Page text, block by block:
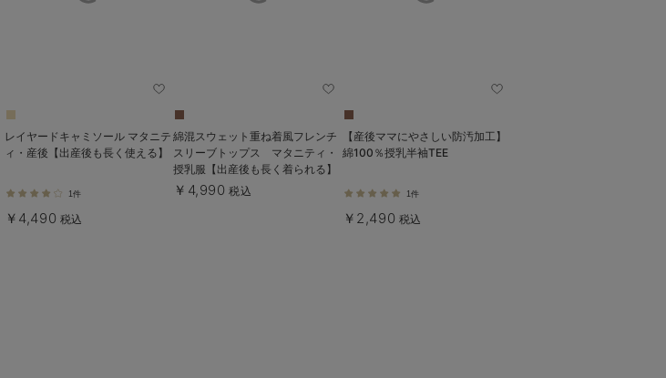
レイヤードキャミソール マタニテ
ィ・産後【出産後も長く使える】
1件
￥4,490 税込
綿混スウェット重ね着風フレンチ
スリーブトップス マタニティ・
授乳服【出産後も長く着られる】
￥4,990 税込
【産後ママにやさしい防汚加工】
綿100％授乳半袖TEE
1件
￥2,490 税込